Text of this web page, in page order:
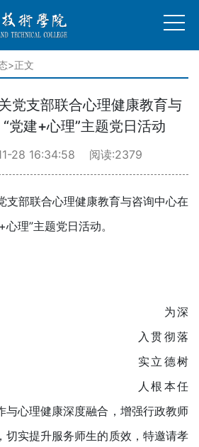
>正文
支部联合心理健康教育与
党建+心理”主题党日活动
28 16:34:58 阅读:2379
部联合心理健康教育与咨询中心在
理”主题党日活动。
为深
入贯彻落
实立德树
人根本任
与心理健康深度融合，增强行政教师
切实提升服务师生的质效，特邀请孝